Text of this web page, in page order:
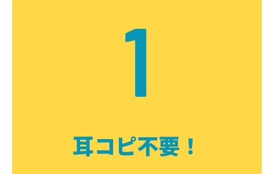
1
耳コピ不要！